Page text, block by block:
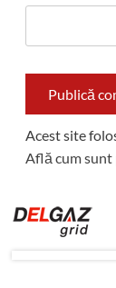
Acest site
Află cum sunt